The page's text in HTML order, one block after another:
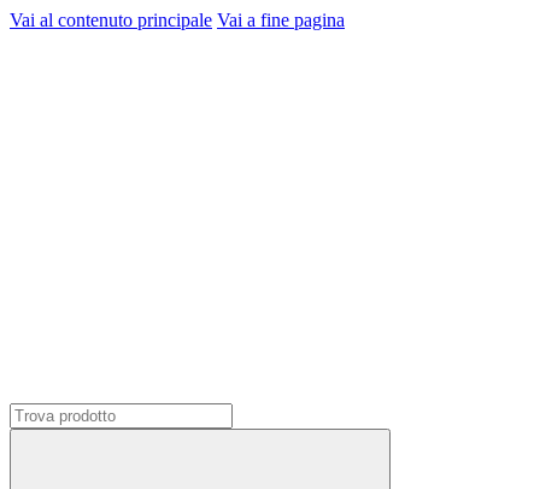
Vai al contenuto principale Vai a fine pagina